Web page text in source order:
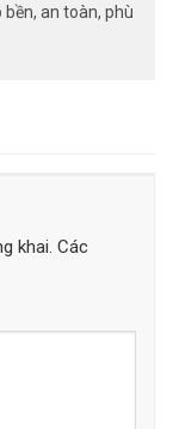
an toàn, phù
khai. Các